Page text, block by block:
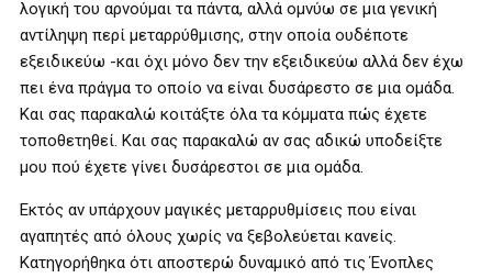
λογική του αρνούμαι τα πάντα, αλλά ομνύω σε μια γενική
αντίληψη περί μεταρρύθμισης, στην οποία ουδέποτε
εξειδικεύω -και όχι μόνο δεν την εξειδικεύω αλλά δεν έχω
πει ένα πράγμα το οποίο να είναι δυσάρεστο σε μια ομάδα.
Και σας παρακαλώ κοιτάξτε όλα τα κόμματα πώς έχετε
τοποθετηθεί. Και σας παρακαλώ αν σας αδικώ υποδείξτε
μου πού έχετε γίνει δυσάρεστοι σε μια ομάδα.
Εκτός αν υπάρχουν μαγικές μεταρρυθμίσεις που είναι
αγαπητές από όλους χωρίς να ξεβολεύεται κανείς.
Κατηγορήθηκα ότι αποστερώ δυναμικό από τις Ένοπλες